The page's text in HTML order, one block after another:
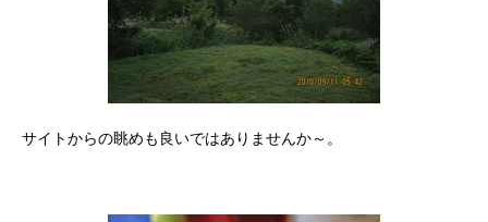
サイトからの眺めも良いではありませんか～。